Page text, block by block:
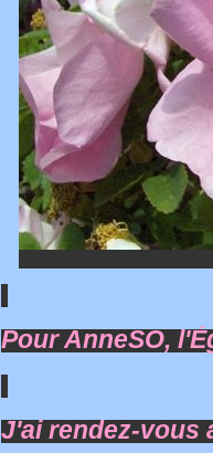
Pour AnneSO,
J'ai rendez-vous